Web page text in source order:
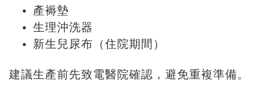
產褥墊
生理沖洗器
新生兒尿布（住院期間）
建議生產前先致電醫院確認，避免重複準備。